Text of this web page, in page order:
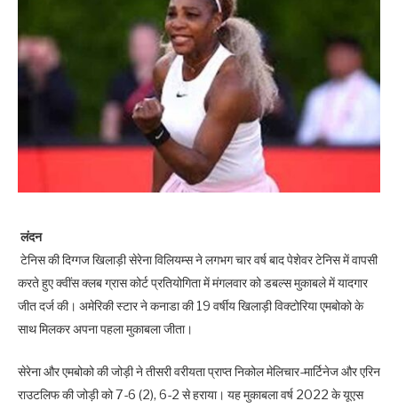
लंदन
टेनिस की दिग्गज खिलाड़ी सेरेना विलियम्स ने लगभग चार वर्ष बाद पेशेवर टेनिस में वापसी
करते हुए क्वींस क्लब ग्रास कोर्ट प्रतियोगिता में मंगलवार को डबल्स मुकाबले में यादगार
जीत दर्ज की। अमेरिकी स्टार ने कनाडा की 19 वर्षीय खिलाड़ी विक्टोरिया एमबोको के
साथ मिलकर अपना पहला मुकाबला जीता।
सेरेना और एमबोको की जोड़ी ने तीसरी वरीयता प्राप्त निकोल मेलिचार-मार्टिनेज और एरिन
राउटलिफ की जोड़ी को 7-6 (2), 6-2 से हराया। यह मुकाबला वर्ष 2022 के यूएस